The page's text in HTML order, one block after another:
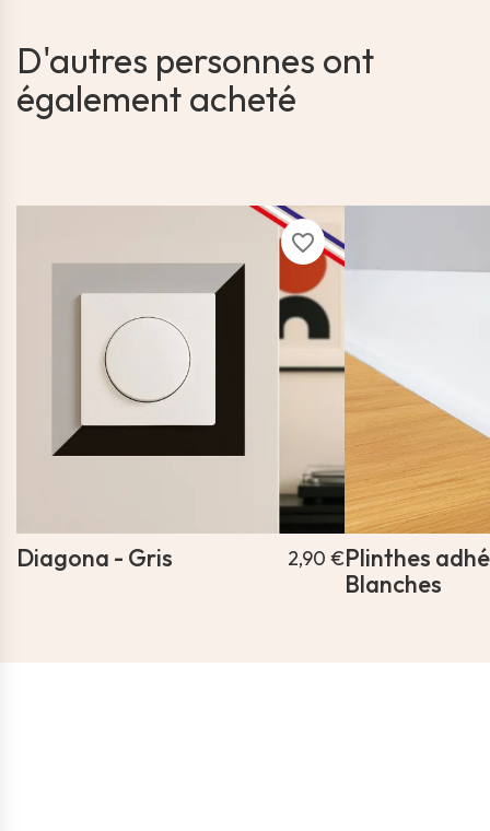
D'autres personnes ont
également acheté
favorite_border
Diagona - Gris 2,90 €Plinthes
Blanches